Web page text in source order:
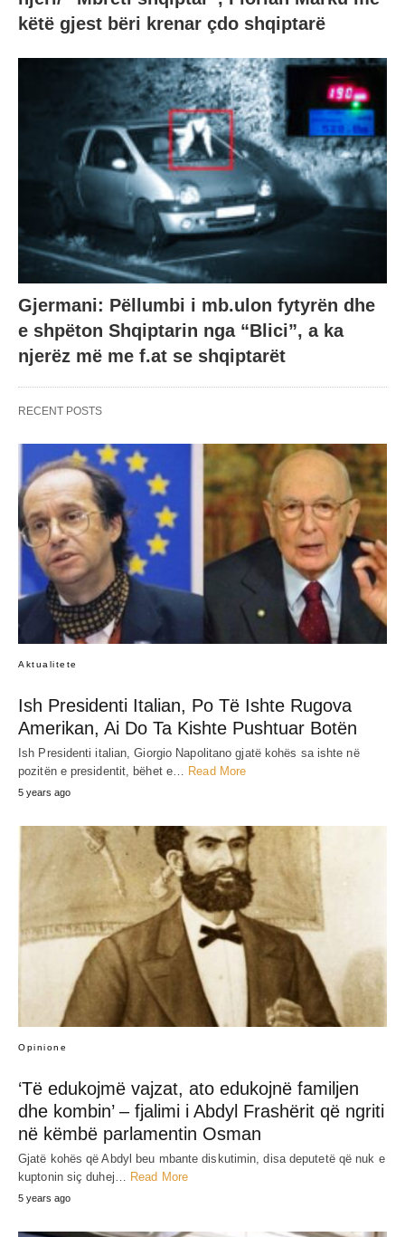
këtë gjest bëri krenar çdo shqiptarë
Gjermani: Pëllumbi i mb.ulon fytyrën dhe
e shpëton Shqiptarin nga “Blici”, a ka
njerëz më me f.at se shqiptarët
RECENT POSTS
Aktualitete
Ish Presidenti Italian, Po Të Ishte Rugova
Amerikan, Ai Do Ta Kishte Pushtuar Botën
Ish Presidenti italian, Giorgio Napolitano gjatë kohës sa ishte në
pozitën e presidentit, bëhet e… Read More
5 years ago
Opinione
‘Të edukojmë vajzat, ato edukojnë familjen
dhe kombin’ – fjalimi i Abdyl Frashërit që ngriti
në këmbë parlamentin Osman
Gjatë kohës që Abdyl beu mbante diskutimin, disa deputetë që nuk e
kuptonin siç duhej…
Read More
5 years ago